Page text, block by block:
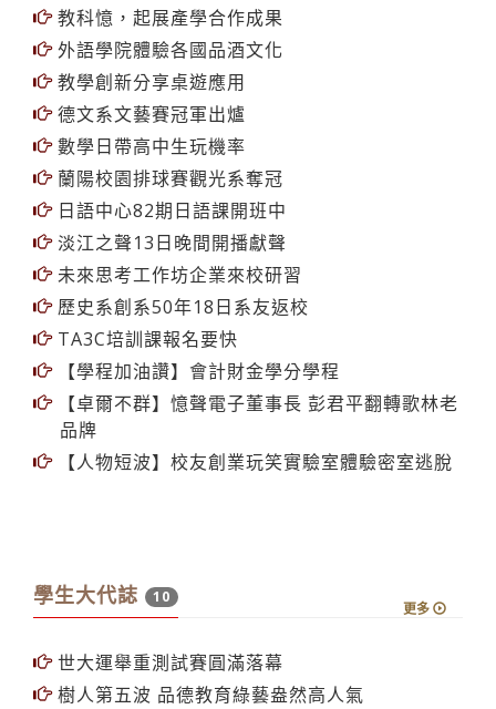
教科憶，起展產學合作成果
外語學院體驗各國品酒文化
教學創新分享桌遊應用
德文系文藝賽冠軍出爐
數學日帶高中生玩機率
蘭陽校園排球賽觀光系奪冠
日語中心82期日語課開班中
淡江之聲13日晚間開播獻聲
未來思考工作坊企業來校研習
歷史系創系50年18日系友返校
TA3C培訓課報名要快
【學程加油讚】會計財金學分學程
【卓爾不群】憶聲電子董事長 彭君平翻轉歌林老
品牌
【人物短波】校友創業玩笑實驗室體驗密室逃脫
學生大代誌 10
更多
世大運舉重測試賽圓滿落幕
樹人第五波 品德教育綠藝盎然高人氣